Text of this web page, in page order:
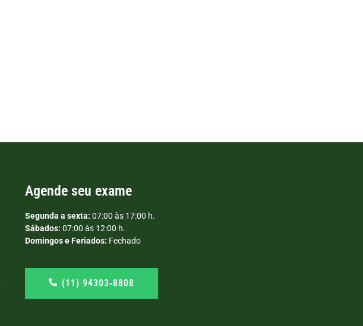
Agende seu exame
Segunda a sexta: 07:00 às 17:00 h.
Sábados: 07:00 às 12:00 h.
Domingos e Feriados: Fechado
(11) 94303‑8808